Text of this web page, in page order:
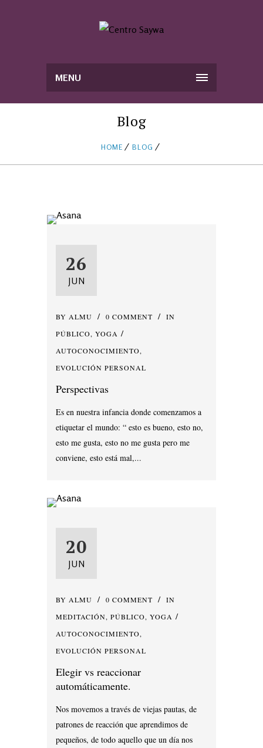
MENU
Blog
HOME BLOG
26
JUN
BY ALMU 0 COMMENT
IN
PÚBLICO, YOGA
AUTOCONOCIMIENTO,
EVOLUCIÓN PERSONAL
Perspectivas
Es en nuestra infancia donde comenzamos a
etiquetar el mundo: “ esto es bueno, esto no,
esto me gusta, esto no me gusta pero me
conviene, esto está mal,...
20
JUN
BY ALMU 0 COMMENT
IN
MEDITACIÓN, PÚBLICO, YOGA
AUTOCONOCIMIENTO,
EVOLUCIÓN PERSONAL
Elegir vs reaccionar
automáticamente.
Nos movemos a través de viejas pautas, de
patrones de reacción que aprendimos de
pequeños, de todo aquello que un día nos